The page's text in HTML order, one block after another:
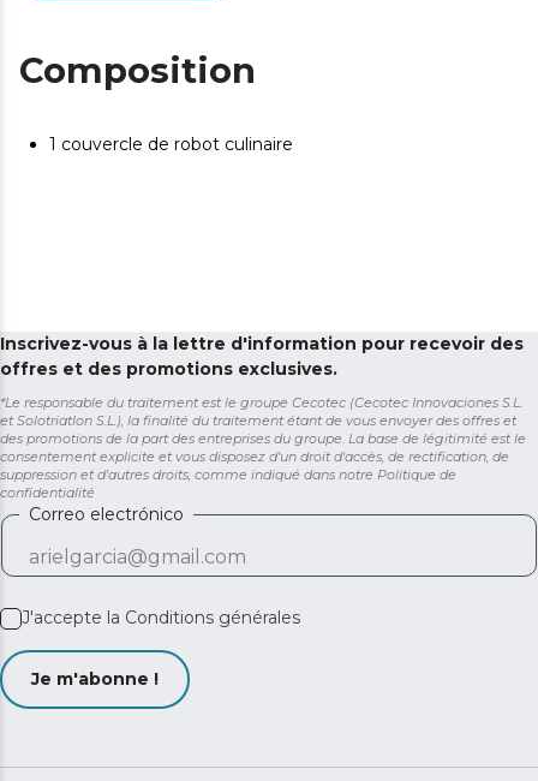
Composition
1 couvercle de robot culinaire
Inscrivez-vous à la lettre d'information pour recevoir des
offres et des promotions exclusives.
*Le responsable du traitement est le groupe Cecotec (Cecotec Innovaciones S.L.
et Solotriatlon S.L.), la finalité du traitement étant de vous envoyer des offres et
des promotions de la part des entreprises du groupe. La base de légitimité est le
consentement explicite et vous disposez d'un droit d'accès, de rectification, de
suppression et d'autres droits, comme indiqué dans notre Politique de
confidentialité
Correo electrónico
J'accepte la Conditions générales
Je m'abonne !